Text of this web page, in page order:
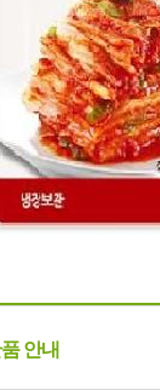
안내